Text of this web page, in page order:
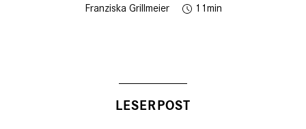
Franziska Grillmeier 11